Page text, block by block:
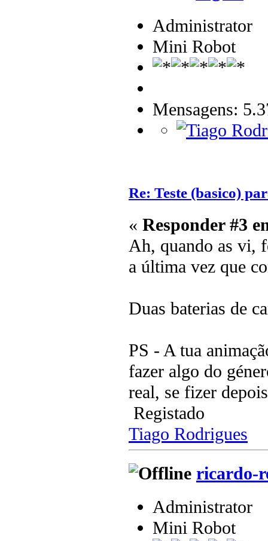
Administrator
Mini Robot
Mensagens:
Re: Teste (basico)
« Responder #3
Ah, quando as vi,
a última vez que
Duas baterias de
PS - A tua
fazer algo do
real, se fizer
Registado
Tiago Rodrigues
ricardo-
Administrator
Mini Robot